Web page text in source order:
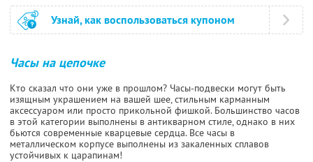
Узнай, как воспользоваться купоном
Часы на цепочке
Кто сказал что они уже в прошлом? Часы-подвески могут быть
изящным украшением на вашей шее, стильным карманным
аксессуаром или просто прикольной фишкой. Большинство часов
в этой категории выполнены в антикварном стиле, однако в них
бьются современные кварцевые сердца. Все часы в
металлическом корпусе выполнены из закаленных сплавов
устойчивых к царапинам!